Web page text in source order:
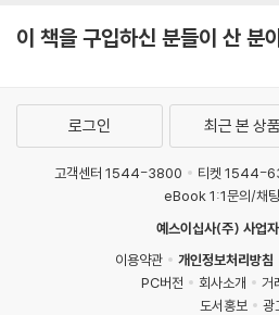
이 책을 구입하신 분들이 산 분
로그인 최근 본 상품
고객센터 1544-3800 티켓 1544-
eBook 1:1문의/채
예스이십사(주) 사업
이용약관
개인정보처리방침
PC버전
회사소개
거
도서홍보
광